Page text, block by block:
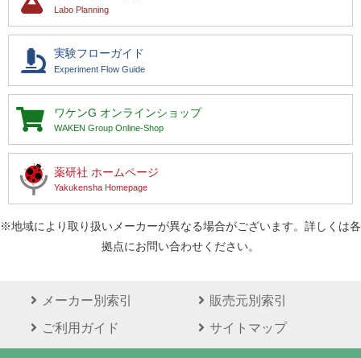
Labo Planning
実験フローガイド
Experiment Flow Guide
ワケンG オンラインショップ
WAKEN Group Online-Shop
薬研社 ホームページ
Yakukensha Homepage
※地域により取り扱いメーカーが異なる場合がございます。詳しくは各
拠点にお問い合わせください。
メーカー別索引
販売元別索引
ご利用ガイド
サイトマップ